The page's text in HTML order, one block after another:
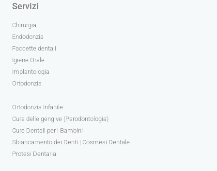
Servizi
Chirurgia
Endodonzia
Faccette dentali
Igiene Orale
Implantologia
Ortodonzia
Ortodonzia Infanile
Cura delle gengive (Parodontologia)
Cure Dentali per i Bambini
Sbiancamento dei Denti | Cosmesi Dentale
Protesi Dentaria